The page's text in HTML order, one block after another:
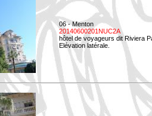
06 - Menton
20140600201NUC2A
hôtel de voyageurs dit Riviera
Elévation latérale.